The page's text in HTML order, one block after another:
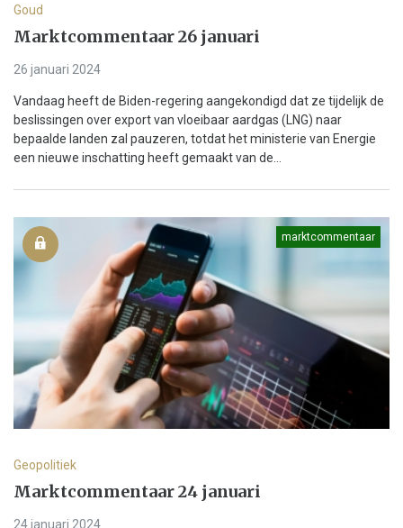
Goud
Marktcommentaar 26 januari
26 januari 2024
Vandaag heeft de Biden-regering aangekondigd dat ze tijdelijk de
beslissingen over export van vloeibaar aardgas (LNG) naar
bepaalde landen zal pauzeren, totdat het ministerie van Energie
een nieuwe inschatting heeft gemaakt van de...
marktcommentaar
Geopolitiek
Marktcommentaar 24 januari
24 januari 2024